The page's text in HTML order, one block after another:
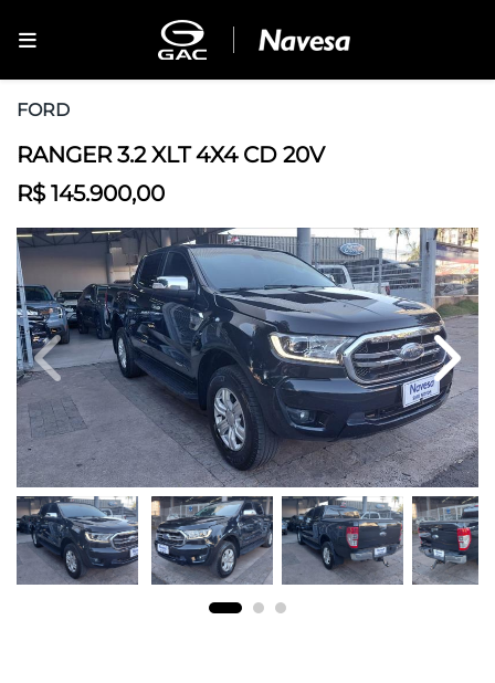
FORD
RANGER 3.2 XLT 4X4 CD 20V
R$ 145.900,00
Previous Next